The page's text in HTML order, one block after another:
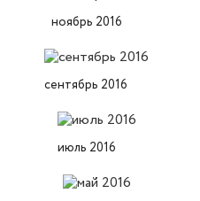
ноябрь 2016
сентябрь 2016
июль 2016